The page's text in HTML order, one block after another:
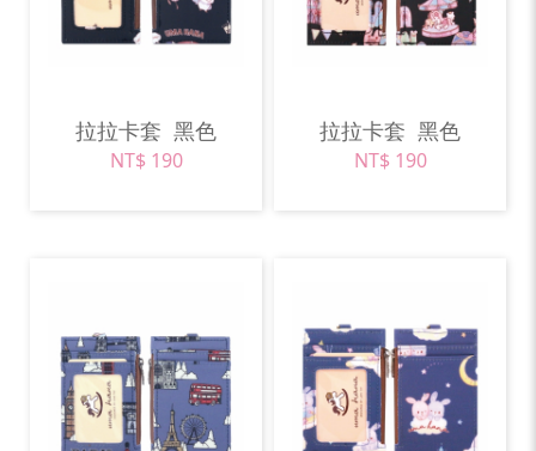
拉拉卡套 黑色
NT$ 190
拉拉卡套 黑色
NT$ 190